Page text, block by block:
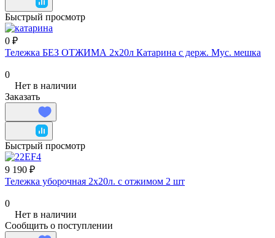
Быстрый просмотр
0 ₽
Тележка БЕЗ ОТЖИМА 2х20л Катарина с держ. Мус. мешка
0
Нет в наличии
Заказать
Быстрый просмотр
9 190 ₽
Тележка уборочная 2х20л. с отжимом 2 шт
0
Нет в наличии
Сообщить о поступлении